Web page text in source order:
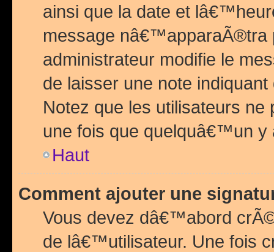
ainsi que la date et
message nâ€™apparaÃ®tra
administrateur modifie le
de laisser une note
Notez que les utilisateurs
une fois que quelquâ€™un y
Haut
Comment ajouter une
Vous devez dâ€™abord
de lâ€™utilisateur. Une fois